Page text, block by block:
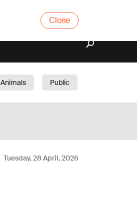
Close
Animals
Public
Tuesday, 28 April, 2026